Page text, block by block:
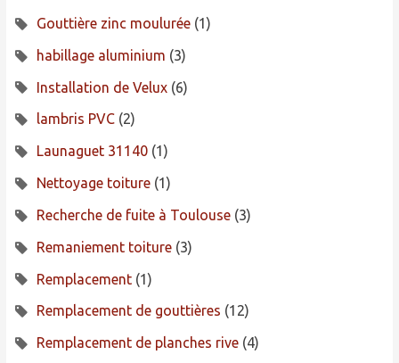
Gouttière zinc moulurée(1)
habillage aluminium (3)
Installation de Velux(6)
lambris PVC(2)
Launaguet 31140(1)
Nettoyage toiture(1)
Recherche de fuite à Toulouse(3)
Remaniement toiture(3)
Remplacement(1)
Remplacement de gouttières (12)
Remplacement de planches rive(4)